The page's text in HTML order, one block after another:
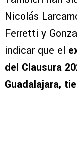
Nicolás
Ferretti y
indicar que el
del Clausura
Guadalajara,